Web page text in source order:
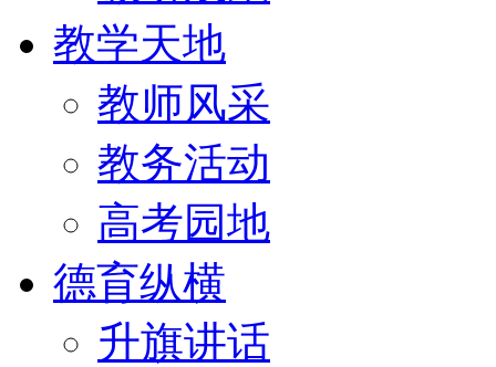
教学天地
教师风采
教务活动
高考园地
德育纵横
升旗讲话